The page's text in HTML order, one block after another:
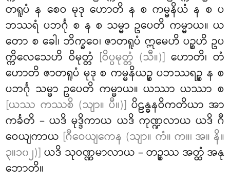
တရူပံ န စေဝ မုဒု ဟောတိ န စ ကမ္မနိယံ န စ ပ
ဘဿရံ ပဘင်္ဂု စ န စ သမ္မာ ဥပေတိ ကမ္မာယ။ ယ
တော စ ခေါ၊ ဘိက္ခဝေ၊ ဇာတရူပံ ဣမေဟိ ပဉ္စဟိ ဥပ
က္ကိလေသေဟိ ဝိမုတ္တံ [ဝိပ္ပမုတ္တံ (သီ။)] ဟောတိ၊ တံ
ဟောတိ ဇာတရူပံ မုဒု စ ကမ္မနိယဉ္စ ပဘဿရဉ္စ န စ
ပဘင်္ဂု သမ္မာ ဥပေတိ ကမ္မာယ။ ယဿာ ယဿာ စ
[ယဿ ကဿစိ (သျာ။ ပီ။)] ပိဠန္ဓနဝိကတိယာ အာ
ကင်္ခတိ – ယဒိ မုဒ္ဒိကာယ ယဒိ ကုဏ္ဍလာယ ယဒိ ဂီ
ဝေယျကာယ [ဂီဝေယျကေန (သျာ။ ကံ။ က။၊ အ။ နိ။
၃။၁၀၂)]ယဒိ သုဝဏ္ဏမာလာယ – တဉ္စဿ အတ္ထံ အနု
ဘောတိ။